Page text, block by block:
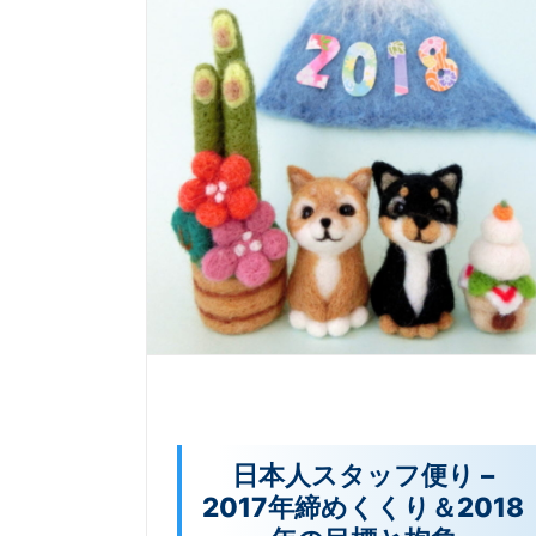
日本人スタッフ便り –
2017年締めくくり＆2018